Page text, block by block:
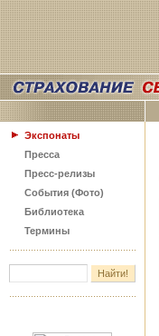
Экспонаты
Пресса
Пресс-релизы
События (Фото)
Библиотека
Термины